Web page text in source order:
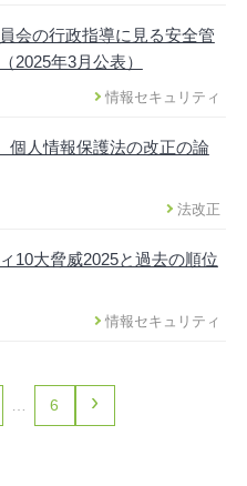
会の行政指導に見る安全管
2025年3月公表）
情報セキュリティ
人情報保護法の改正の論
法改正
10大脅威2025と過去の順位
情報セキュリティ
… 6 ›